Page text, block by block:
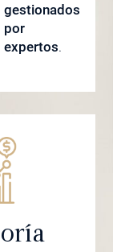
gestionados
por
expertos.